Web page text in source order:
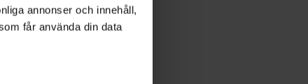
annonser och innehåll,
får använda din data